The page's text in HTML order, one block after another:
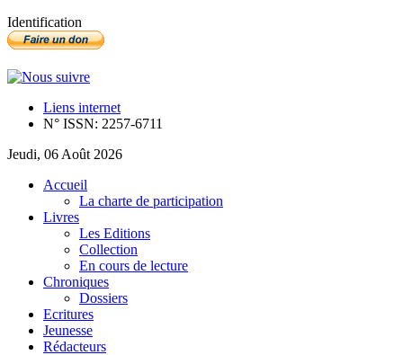
Identification
Liens internet
N° ISSN: 2257-6711
Jeudi, 06 Août 2026
Accueil
La charte de participation
Livres
Les Editions
Collection
En cours de lecture
Chroniques
Dossiers
Ecritures
Jeunesse
Rédacteurs